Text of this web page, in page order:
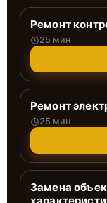
Ремонт
25 мин
Ремонт
25 мин
Замена